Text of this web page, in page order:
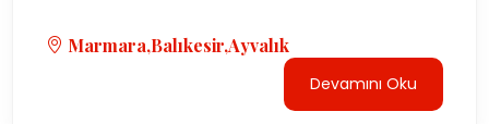
Marmara,Balıkesir,Ayvalık
Devamını Oku